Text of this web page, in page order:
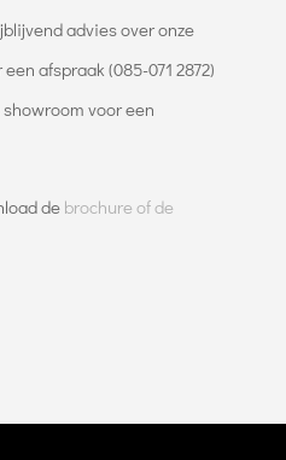
advies over onze
afspraak (085-071 2872)
voor een
de brochure of de